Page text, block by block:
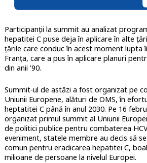
Participanții la summit au analizat
hepatitei C puse deja în aplicare în alte
țările care conduc în acest moment lupta
Franța, care a pus în aplicare planuri
din anii ’90.
Summit-ul de astăzi a fost organizat pe
Uniunii Europene, alături de OMS, în
heptatitei C până în anul 2030. Pe 16
organizat primul summit al Uniunii
de politici publice pentru combaterea
eveniment, statele membre au decis să
comun pentru eradicarea hepatitei C,
milioane de persoane la nivelul Europei.